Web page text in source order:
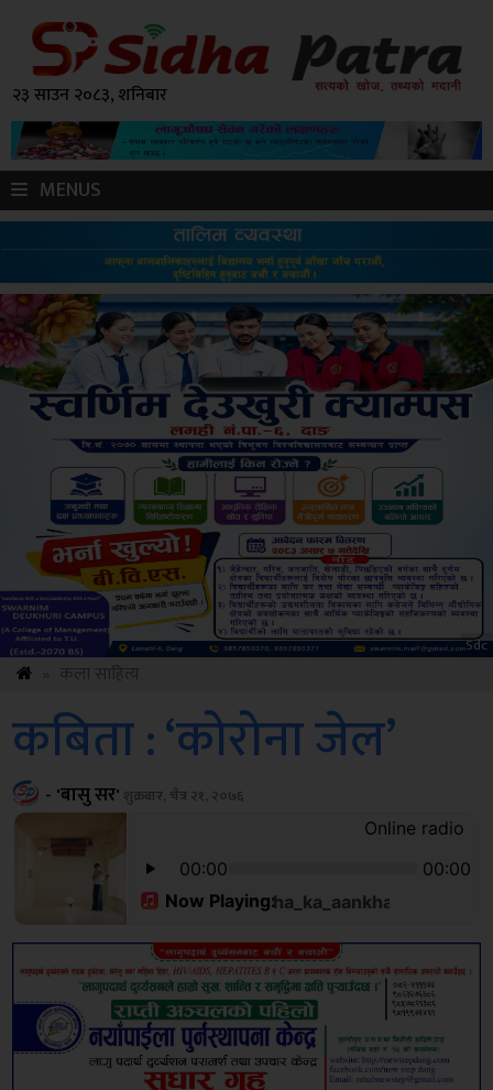
२३ साउन २०८३, शनिबार
MENUS
Amb
कबिता : ‘कोरोना जेल’
- 'बासु सर' शुक्रबार, चैत्र २१, २०७६